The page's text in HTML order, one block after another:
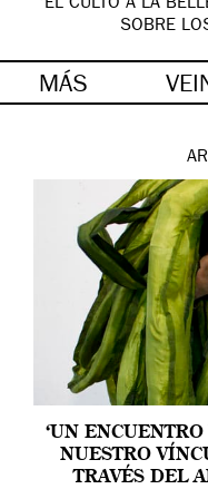
‘EL CULTO A LA
SOBRE
MÁS
‘UN
NUESTRO
TRAVÉS DEL